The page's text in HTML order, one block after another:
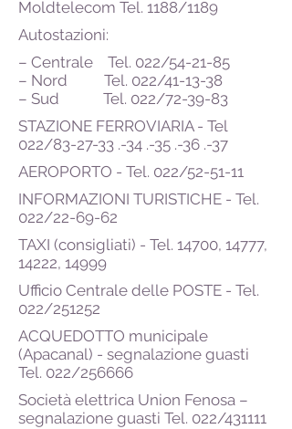
Moldtelecom Tel. 1188/1189
Autostazioni:
– Centrale Tel. 022/54-21-85
– Nord Tel. 022/41-13-38
– Sud Tel. 022/72-39-83
STAZIONE FERROVIARIA - Tel
022/83-27-33 .-34 .-35 .-36 .-37
AEROPORTO - Tel. 022/52-51-11
INFORMAZIONI TURISTICHE - Tel.
022/22-69-62
TAXI (consigliati) - Tel. 14700, 14777,
14222, 14999
Ufficio Centrale delle POSTE - Tel.
022/251252
ACQUEDOTTO municipale
(Apacanal) - segnalazione guasti
Tel. 022/256666
Società elettrica Union Fenosa –
segnalazione guasti Tel. 022/431111